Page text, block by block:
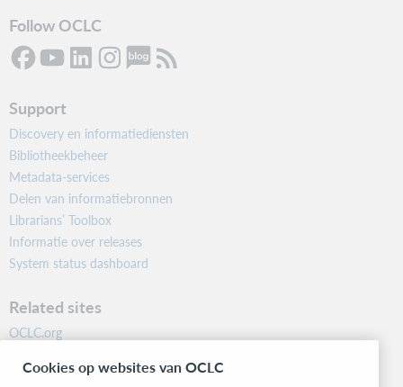
Follow OCLC
Support
Discovery en informatiediensten
Bibliotheekbeheer
Metadata-services
Delen van informatiebronnen
Librarians’ Toolbox
Informatie over releases
System status dashboard
Related sites
OCLC.org
Community
Cookies op websites van OCLC